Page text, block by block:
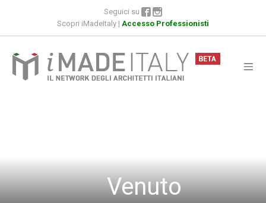
Seguici su
Scopri iMadeItaly | Accesso Professionisti
Venuto